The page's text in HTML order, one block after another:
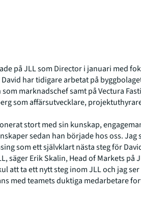
på JLL som Director i januari med
har tidigare arbetat på
marknadschef samt på Vectura
som affärsutvecklare,
stort med sin kunskap,
sedan han började hos oss. Jag
som ett självklart nästa steg för
säger Erik Skalin, Head of Markets på
att ta ett nytt steg inom JLL och jag
med teamets duktiga medarbetare